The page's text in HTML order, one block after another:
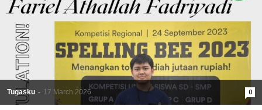
Tugasku - 17 March 2026 0